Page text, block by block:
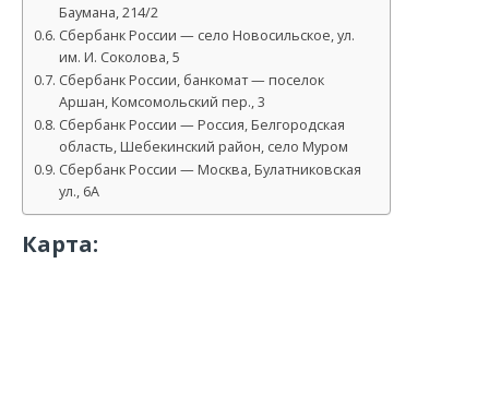
Баумана, 214/2
Сбербанк России — село Новосильское, ул.
им. И. Соколова, 5
Сбербанк России, банкомат — поселок
Аршан, Комсомольский пер., 3
Сбербанк России — Россия, Белгородская
область, Шебекинский район, село Муром
Сбербанк России — Москва, Булатниковская
ул., 6А
Карта: